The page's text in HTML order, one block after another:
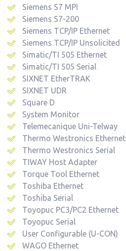
Siemens S7 MPI
Siemens S7-200
Siemens TCP/IP Ethernet
Siemens TCP/IP Unsolicited
Simatic/TI 505 Ethernet
Simatic/TI 505 Serial
SIXNET EtherTRAK
SIXNET UDR
Square D
System Monitor
Telemecanique Uni-Telway
Thermo Westronics Ethernet
Thermo Westronics Serial
TIWAY Host Adapter
Torque Tool Ethernet
Toshiba Ethernet
Toshiba Serial
Toyopuc PC3/PC2 Ethernet
Toyopuc Serial
User Configurable (U-CON)
WAGO Ethernet